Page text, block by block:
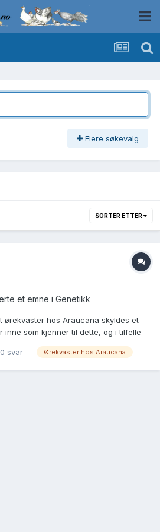
Flere søkevalg
SORTER ETTER
et emne i Genetikk
ørekvaster hos Araucana skyldes et
inne som kjenner til dette, og i tilfelle
høna være bærer av dette genet
svar Ørekvaster hos Araucana